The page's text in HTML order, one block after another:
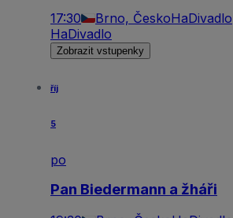
17:30 Brno, ČeskoHaDivadlo
HaDivadlo
Zobrazit vstupenky
říj
5
po
Pan Biedermann a žháři